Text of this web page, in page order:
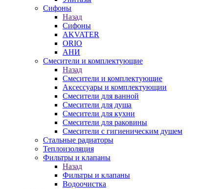
Сифоны
Назад
Сифоны
AKVATER
ORIO
АНИ
Смесители и комплектующие
Назад
Смесители и комплектующие
Аксессуары и комплектующии
Смесители для ванной
Смесители для душа
Смесители для кухни
Смесители для раковины
Смесители с гигиеническим душем
Стальные радиаторы
Теплоизоляция
Фильтры и клапаны
Назад
Фильтры и клапаны
Водоочистка